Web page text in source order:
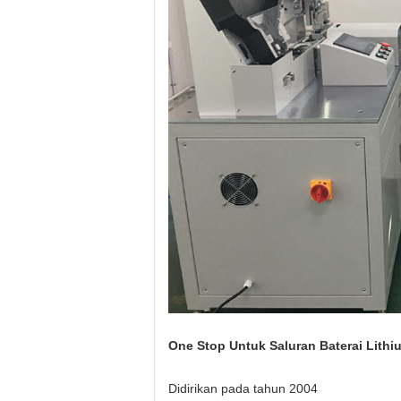
One Stop Untuk Saluran Baterai
Didirikan pada tahun 2004